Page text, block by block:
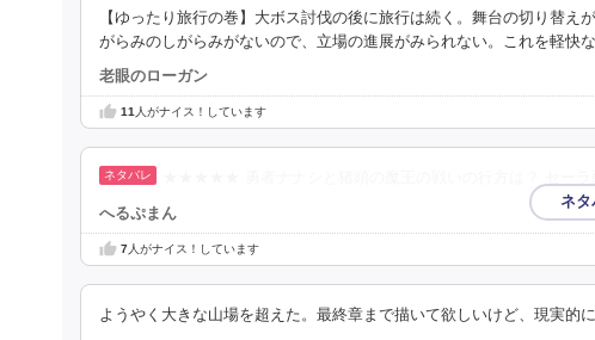
【ゆったり旅行の巻】大ボス討伐の後に旅行は続く。舞台の切り替
がらみのしがらみがないので、立場の進展がみられない。これを軽快
老眼のローガン
11人がナイス！しています
へるぷまん
7人がナイス！しています
ようやく大きな山場を超えた。最終章まで描いて欲しいけど、現実的